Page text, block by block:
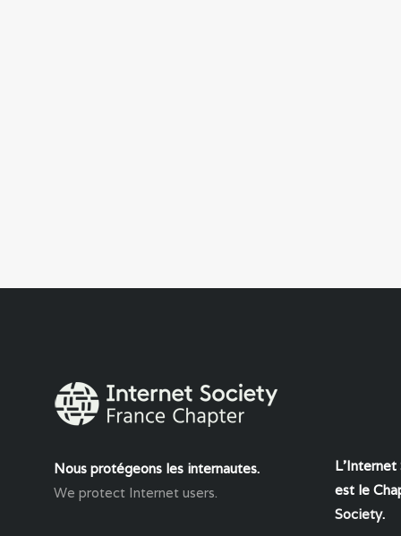
Nous protégeons les internautes.
We protect Internet users.
L'Internet
est le
Society.